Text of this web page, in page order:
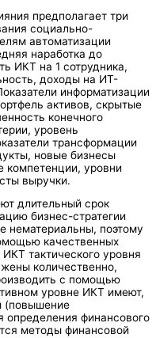
предполагает три
социально-
автоматизации
наработка до
ИКТ на 1 сотрудника,
доходы на ИТ-
информатизации
активов, скрытые
конечного
уровень
трансформации
новые бизнесы
компетенции, уровни
выручки.
длительный срок
бизнес-стратегии
нематериальны, поэтому
качественных
тактического уровня
количественно,
с помощью
уровне ИКТ имеют,
(повышение
определения финансового
методы финансовой